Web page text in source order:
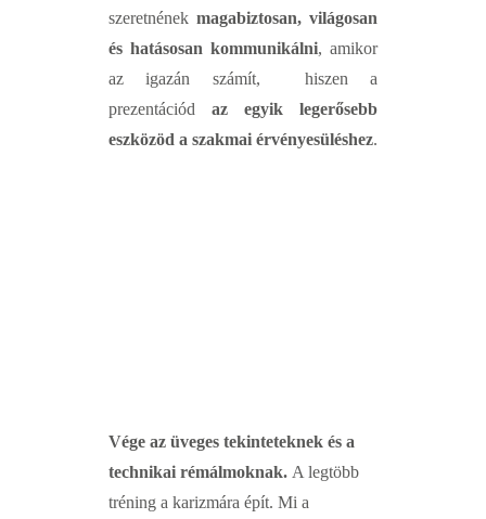
szeretnének magabiztosan, világosan
és hatásosan kommunikálni, amikor
az igazán számít, hiszen a
prezentációd az egyik legerősebb
eszközöd a szakmai érvényesüléshez.
Vége az üveges tekinteteknek és a
technikai rémálmoknak. A legtöbb
tréning a karizmára épít. Mi a